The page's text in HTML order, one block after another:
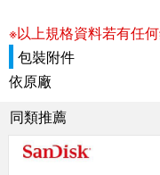
※以上規格資料若有任
包裝附件
依原廠
同類推薦